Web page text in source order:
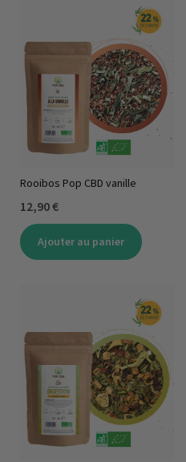
Rooibos Pop CBD vanille
12,90 €
Ajouter au panier